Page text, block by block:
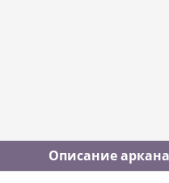
Описание